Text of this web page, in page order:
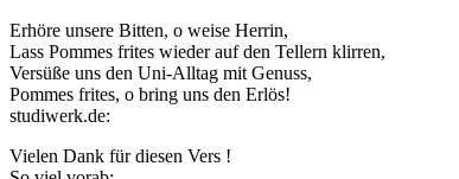
Erhöre unsere Bitten, o weise Herrin,
Lass Pommes frites wieder auf den Tellern klirren,
Versüße uns den Uni-Alltag mit Genuss,
Pommes frites, o bring uns den Erlös!
studiwerk.de:
Vielen Dank für diesen Vers !